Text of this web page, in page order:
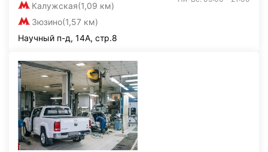
Калужская(1,09 км)
Зюзино(1,57 км)
Научный п-д, 14А, стр.8